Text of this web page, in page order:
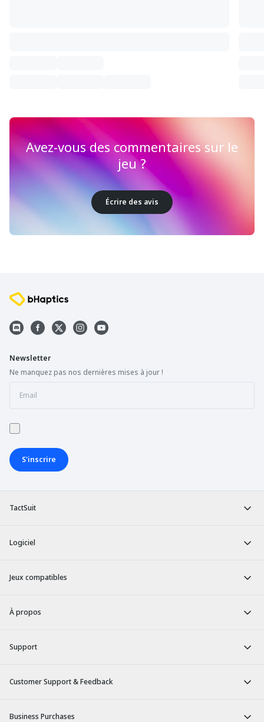
Avez-vous des commentaires sur le
jeu ?
Écrire des avis
TactSuit
Logiciel
Jeux compatibles
À propos
Support
Customer Support & Feedback
Business Purchases
Newsletter
Ne manquez pas nos dernières mises à jour !
S'inscrire